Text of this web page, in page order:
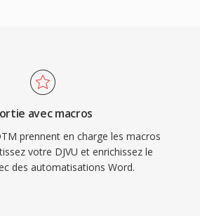
avec macros
prennent en charge les macros
votre DJVU et enrichissez le
des automatisations Word.